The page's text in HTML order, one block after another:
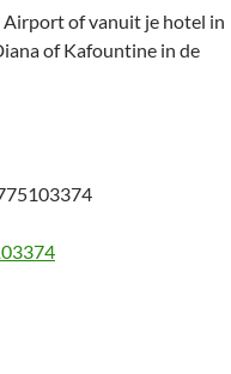
of vanuit je hotel in
of Kafountine in de